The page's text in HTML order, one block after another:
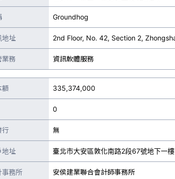
Groundhog
地址 2nd Floor, No. 42, Section 2,
業務 資訊軟體服務
額 335,374,000
0
行 無
地址 臺北市大安區敦化南路2段67號地下一樓
事務所 安侯建業聯合會計師事務所